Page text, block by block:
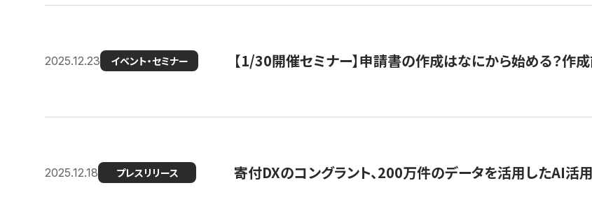
2025.12.23 イベント・セミナー 【1/30開催セミナー】申請書の作成はなにから始める？作
2025.12.18 プレスリリース 寄付DXのコングラント、200万件のデータを活用したAI活